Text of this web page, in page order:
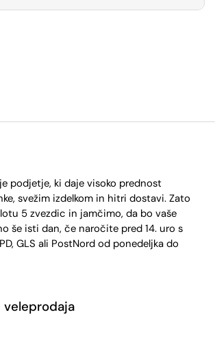
podjetje, ki daje visoko prednost
svežim izdelkom in hitri dostavi. Zato
5 zvezdic in jamčimo, da bo vaše
še isti dan, če naročite pred 14. uro s
GLS ali PostNord od ponedeljka do